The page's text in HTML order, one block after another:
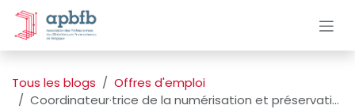
Se rendre au contenu
Tous les blogs
Offres d'emploi
Coordinateur·trice de la numérisation et préservation numérique (H/F/X) / CDI / Temps plein / ULB